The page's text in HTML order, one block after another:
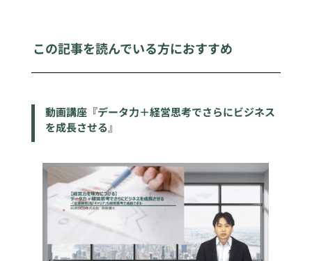
この記事を読んでいる方におすすめ
動画講座『データ力＋経営思考でさらにビジネス
を成長させる』